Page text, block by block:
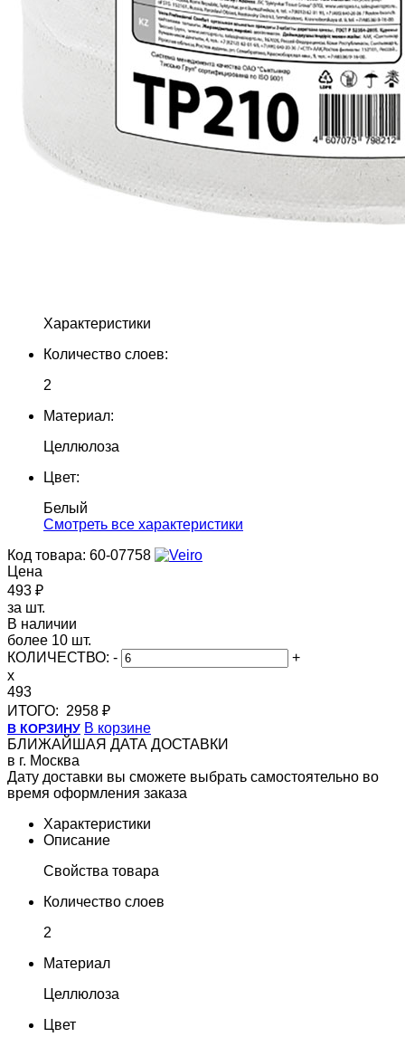
Характеристики
Количество слоев:
2
Материал:
Целлюлоза
Цвет:
Белый
Cмотреть все характеристики
Код товара: 60-07758
Цена
493 ₽
за шт.
В наличии
более 10 шт.
КОЛИЧЕСТВО: -
+
x
493
ИТОГО: 2958 ₽
В КОРЗИНУ В корзине
БЛИЖАЙШАЯ ДАТА ДОСТАВКИ
в г. Москва
Дату доставки вы сможете выбрать самостоятельно во
время оформления заказа
Характеристики
Описание
Свойства товара
Количество слоев
2
Материал
Целлюлоза
Цвет